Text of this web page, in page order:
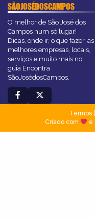
SÃOJOSÉDOSCAMPOS
O melhor de São José dos
Campos num só lugar!
Dicas, onde ir, o que fazer, as
melhores empresas, locais,
serviços e muito mais no
guia Encontra
SãoJosédosCampos.
Termos|
Criado com
e